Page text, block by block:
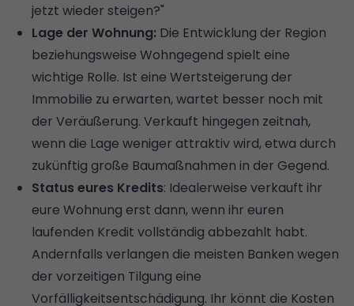
jetzt wieder steigen?"
Lage der Wohnung: Die Entwicklung der Region
beziehungsweise Wohngegend spielt eine
wichtige Rolle. Ist eine Wertsteigerung der
Immobilie zu erwarten, wartet besser noch mit
der Veräußerung. Verkauft hingegen zeitnah,
wenn die Lage weniger attraktiv wird, etwa durch
zukünftig große Baumaßnahmen in der Gegend.
Status eures Kredits: Idealerweise verkauft ihr
eure Wohnung erst dann, wenn ihr euren
laufenden Kredit vollständig abbezahlt habt.
Andernfalls verlangen die meisten Banken wegen
der vorzeitigen Tilgung eine
Vorfälligkeitsentschädigung. Ihr könnt die Kosten